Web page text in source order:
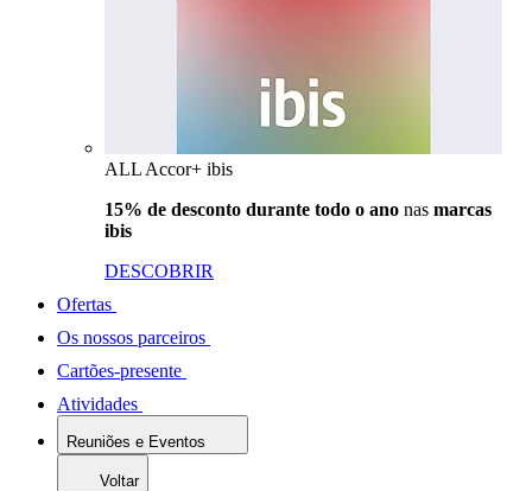
ALL Accor+ ibis
15% de desconto durante todo o ano nas marcas
ibis
DESCOBRIR
Ofertas
Os nossos parceiros
Cartões-presente
Atividades
Reuniões e Eventos
Voltar